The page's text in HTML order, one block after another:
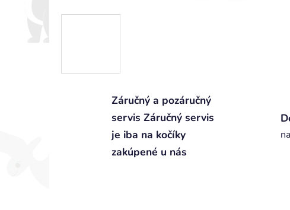
Záručný a pozáručný
servis Záručný servis
je iba na kočíky
zakúpené u nás